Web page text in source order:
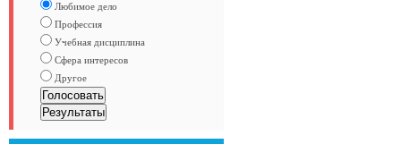
Любимое дело
Профессия
Учебная дисциплина
Сфера интересов
Другое